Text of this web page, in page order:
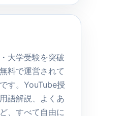
大学受験を突破
料で運営されて
す。YouTube授
語解説、よくあ
、すべて自由に